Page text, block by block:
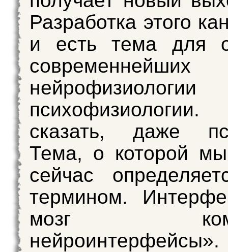
Разработка этого
и есть тема для
современнейших
сказать, даже
Тема, о которой
сейчас
термином.
мозг
нейроинтерфейсы».